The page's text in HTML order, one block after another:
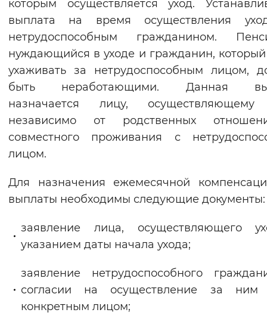
которым осуществляется уход.
выплата на время осуществления
нетрудоспособным гражданином.
нуждающийся в уходе и гражданин, который
ухаживать за нетрудоспособным лицом,
быть неработающими. Данная
назначается лицу, осуществляющему
независимо от родственных
совместного проживания с
лицом.
Для назначения ежемесячной
выплаты необходимы следующие документы:
заявление лица, осуществляющего
указанием даты начала ухода;
заявление нетрудоспособного
согласии на осуществление за ним
конкретным лицом;